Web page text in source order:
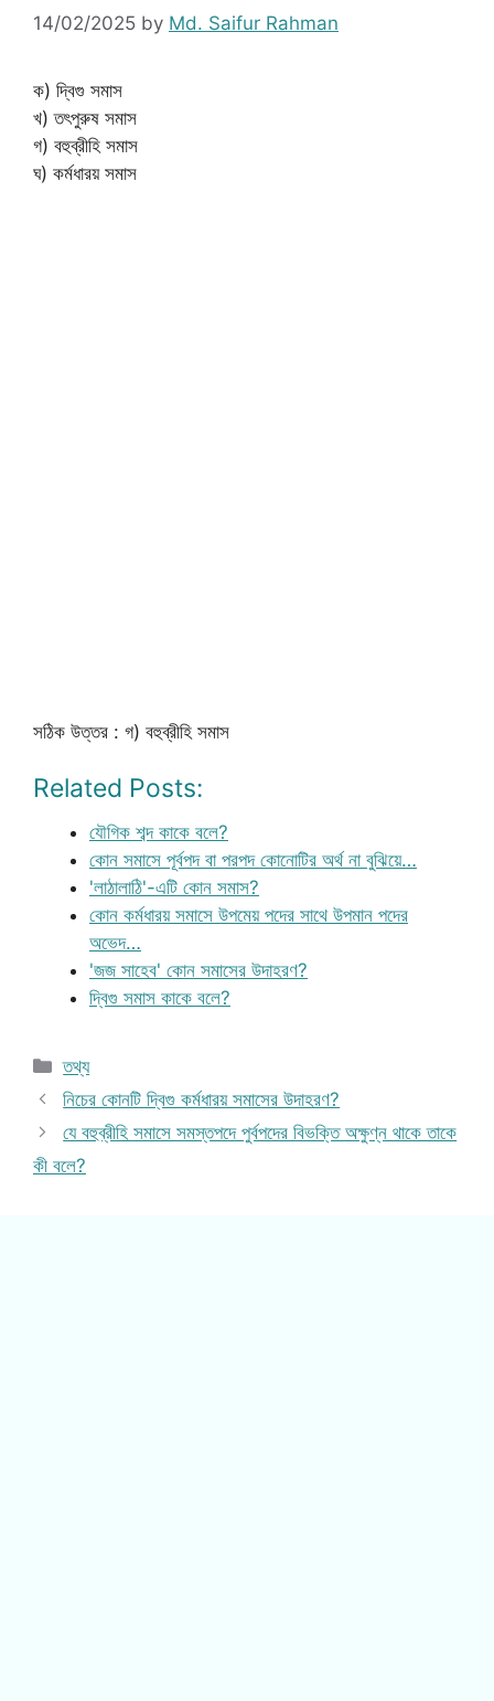
14/02/2025 by Md. Saifur Rahman
ক) দ্বিগু সমাস
খ) তৎপুরুষ সমাস
গ) বহুব্রীহি সমাস
ঘ) কর্মধারয় সমাস
সঠিক উত্তর : গ) বহুব্রীহি সমাস
Related Posts:
যৌগিক শব্দ কাকে বলে?
কোন সমাসে পূর্বপদ বা পরপদ কোনোটির অর্থ না বুঝিয়ে…
'লাঠালাঠি'-এটি কোন সমাস?
কোন কর্মধারয় সমাসে উপমেয় পদের সাথে উপমান পদের
অভেদ…
'জজ সাহেব' কোন সমাসের উদাহরণ?
দ্বিগু সমাস কাকে বলে?
Categories
তথ্য
নিচের কোনটি দ্বিগু কর্মধারয় সমাসের উদাহরণ?
যে বহুব্রীহি সমাসে সমস্তপদে পুর্বপদের বিভক্তি অক্ষুণ্ন থাকে তাকে
কী বলে?